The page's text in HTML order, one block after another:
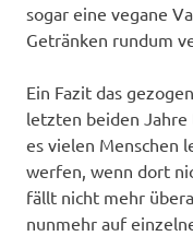
sogar eine vegane
Getränken rundum
Ein Fazit das
letzten beiden
es vielen Menschen
werfen, wenn dort
fällt nicht mehr
nunmehr auf